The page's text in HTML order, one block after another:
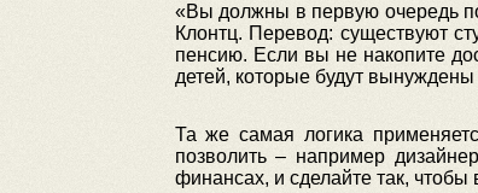
«Вы должны в первую очередь
Клонтц. Перевод: существуют
пенсию. Если вы не накопите
детей, которые будут
Та же самая логика
позволить – например
финансах, и сделайте так,